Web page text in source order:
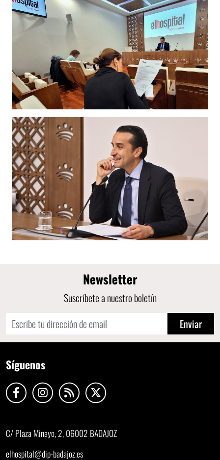
Newsletter
Suscríbete a nuestro boletín
Enviar
Síguenos
C/ Plaza Minayo, 2, 06002 BADAJOZ
elhospital@dip-badajoz.es